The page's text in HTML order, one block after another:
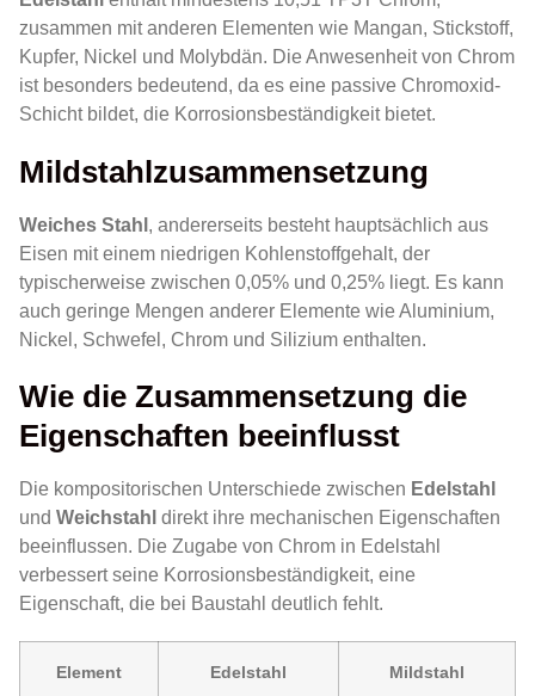
zusammen mit anderen Elementen wie Mangan, Stickstoff,
Kupfer, Nickel und Molybdän. Die Anwesenheit von Chrom
ist besonders bedeutend, da es eine passive Chromoxid-
Schicht bildet, die Korrosionsbeständigkeit bietet.
Mildstahlzusammensetzung
Weiches Stahl , andererseits besteht hauptsächlich aus
Eisen mit einem niedrigen Kohlenstoffgehalt, der
typischerweise zwischen 0,05% und 0,25% liegt. Es kann
auch geringe Mengen anderer Elemente wie Aluminium,
Nickel, Schwefel, Chrom und Silizium enthalten.
Wie die Zusammensetzung die
Eigenschaften beeinflusst
Die kompositorischen Unterschiede zwischen Edelstahl
und Weichstahl direkt ihre mechanischen Eigenschaften
beeinflussen. Die Zugabe von Chrom in Edelstahl
verbessert seine Korrosionsbeständigkeit, eine
Eigenschaft, die bei Baustahl deutlich fehlt.
Element Edelstahl Mildstahl